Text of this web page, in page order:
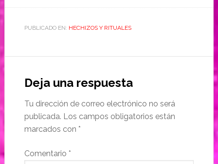
PUBLICADO EN: HECHIZOS Y RITUALES
Deja una respuesta
Tu dirección de correo electrónico no será
publicada. Los campos obligatorios están
marcados con *
Comentario *